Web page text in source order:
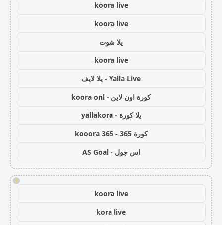
koora live
koora live
يلا شوت
koora live
Yalla Live - يلا لايف
كورة اون لاين - koora onl
يلا كورة - yallakora
كورة 365 - kooora 365
اس جول - AS Goal
!
koora live
kora live